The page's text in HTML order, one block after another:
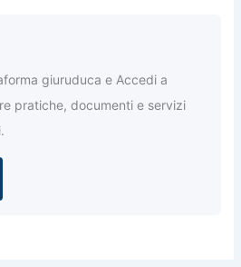
giuruduca e Accedi a
pratiche, documenti e servizi